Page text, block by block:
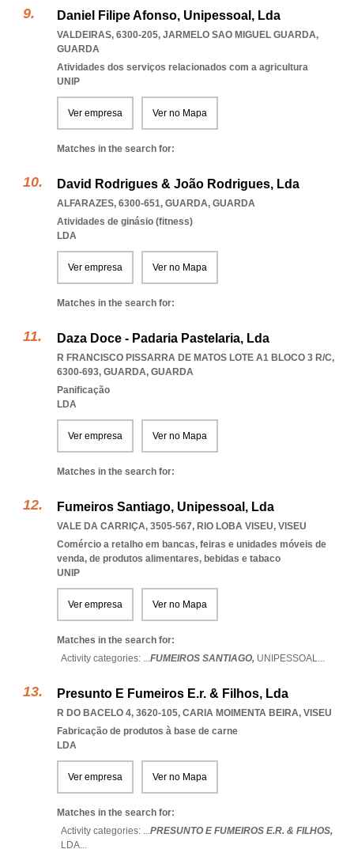
Daniel Filipe Afonso, Unipessoal, Lda
VALDEIRAS, 6300-205, JARMELO SAO MIGUEL GUARDA,
GUARDA
Atividades dos serviços relacionados com a agricultura
UNIP
Ver empresa Ver no Mapa
Matches in the search for:
David Rodrigues & João Rodrigues, Lda
ALFARAZES, 6300-651, GUARDA, GUARDA
Atividades de ginásio (fitness)
LDA
Ver empresa Ver no Mapa
Matches in the search for:
Daza Doce - Padaria Pastelaria, Lda
R FRANCISCO PISSARRA DE MATOS LOTE A1 BLOCO 3 R/C,
6300-693, GUARDA, GUARDA
Panificação
LDA
Ver empresa Ver no Mapa
Matches in the search for:
Fumeiros Santiago, Unipessoal, Lda
VALE DA CARRIÇA, 3505-567, RIO LOBA VISEU, VISEU
Comércio a retalho em bancas, feiras e unidades móveis de
venda, de produtos alimentares, bebidas e tabaco
UNIP
Ver empresa Ver no Mapa
Matches in the search for:
Activity categories: ...FUMEIROS SANTIAGO, UNIPESSOAL...
Presunto E Fumeiros E.r. & Filhos, Lda
R DO BACELO 4, 3620-105, CARIA MOIMENTA BEIRA, VISEU
Fabricação de produtos à base de carne
LDA
Ver empresa Ver no Mapa
Matches in the search for:
Activity categories: ...PRESUNTO E FUMEIROS E.R. & FILHOS,
LDA...